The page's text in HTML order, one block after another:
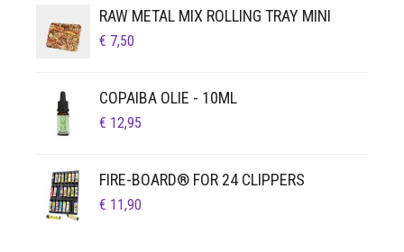
RAW METAL MIX ROLLING TRAY MINI
€ 7,50
COPAIBA OLIE - 10ML
€ 12,95
FIRE-BOARD® FOR 24 CLIPPERS
€ 11,90